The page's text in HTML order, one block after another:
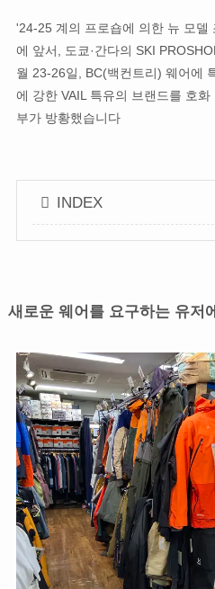
'24-25 계의 프로숍에 의한 뉴 모델
에 앞서, 도쿄·간다의 SKI
월 23-26일, BC(백컨트리) 웨어에
에 강한 VAIL 특유의 브랜드를 호
부가 방황했습니다
INDEX
새로운 웨어를 요구하는 유저